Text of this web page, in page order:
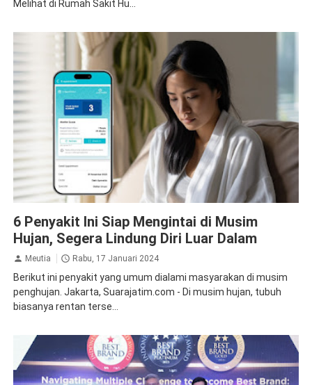
Melihat di Rumah Sakit Hu...
6 Penyakit Ini Siap Mengintai di Musim
Hujan, Segera Lindung Diri Luar Dalam
Meutia Rabu, 17 Januari 2024
Berikut ini penyakit yang umum dialami masyarakan di musim
penghujan. Jakarta, Suarajatim.com - Di musim hujan, tubuh
biasanya rentan terse...